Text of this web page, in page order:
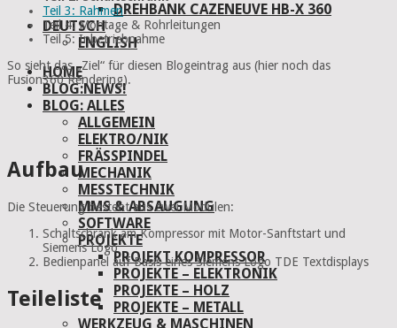
DREHBANK CAZENEUVE HB-X 360
DEUTSCH
ENGLISH
HOME
BLOG:NEWS!
BLOG: ALLES
ALLGEMEIN
ELEKTRO/NIK
FRÄSSPINDEL
MECHANIK
MESSTECHNIK
MMS & ABSAUGUNG
SOFTWARE
PROJEKTE
PROJEKT KOMPRESSOR
PROJEKTE – ELEKTRONIK
PROJEKTE – HOLZ
PROJEKTE – METALL
WERKZEUG & MASCHINEN
Teil 3: Rahmen
Teil 4: Montage & Rohrleitungen
Teil 5: Inbetriebnahme
So sieht das „Ziel“ für diesen Blogeintrag aus (hier noch das
Fusion360 Rendering).
Aufbau
Die Steuerung besteht aus zwei Modulen:
Schaltschrank am Kompressor mit Motor-Sanftstart und
Siemens Logo
Bedienpanel auf Basis eines Siemens Logo TDE Textdisplays
Teileliste